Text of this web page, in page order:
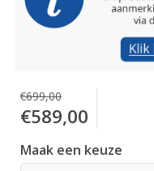
€699,00
€589,00
Maak een keuze